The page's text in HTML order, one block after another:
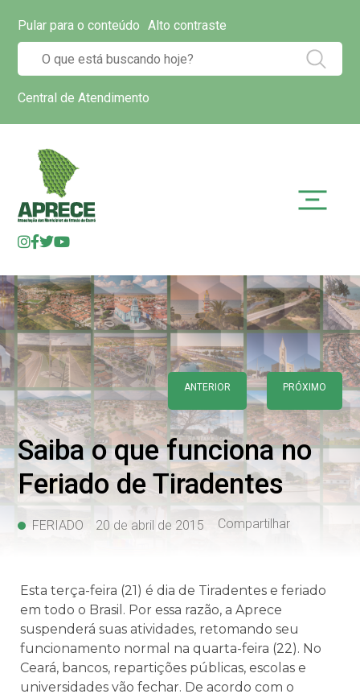
Pular para o conteúdo Alto contraste
Central de Atendimento
ANTERIOR PRÓXIMO
Saiba o que funciona no
Feriado de Tiradentes
FERIADO 20 de abril de 2015 Compartilhar
Esta terça-feira (21) é dia de Tiradentes e feriado
em todo o Brasil. Por essa razão, a Aprece
suspenderá suas atividades, retomando seu
funcionamento normal na quarta-feira (22). No
Ceará, bancos, repartições públicas, escolas e
universidades vão fechar. De acordo com o